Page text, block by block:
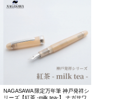
NAGASAWA 限定万年筆 神戸発祥シ
リーズ【紅茶 -milk tea-】 ナガサワ